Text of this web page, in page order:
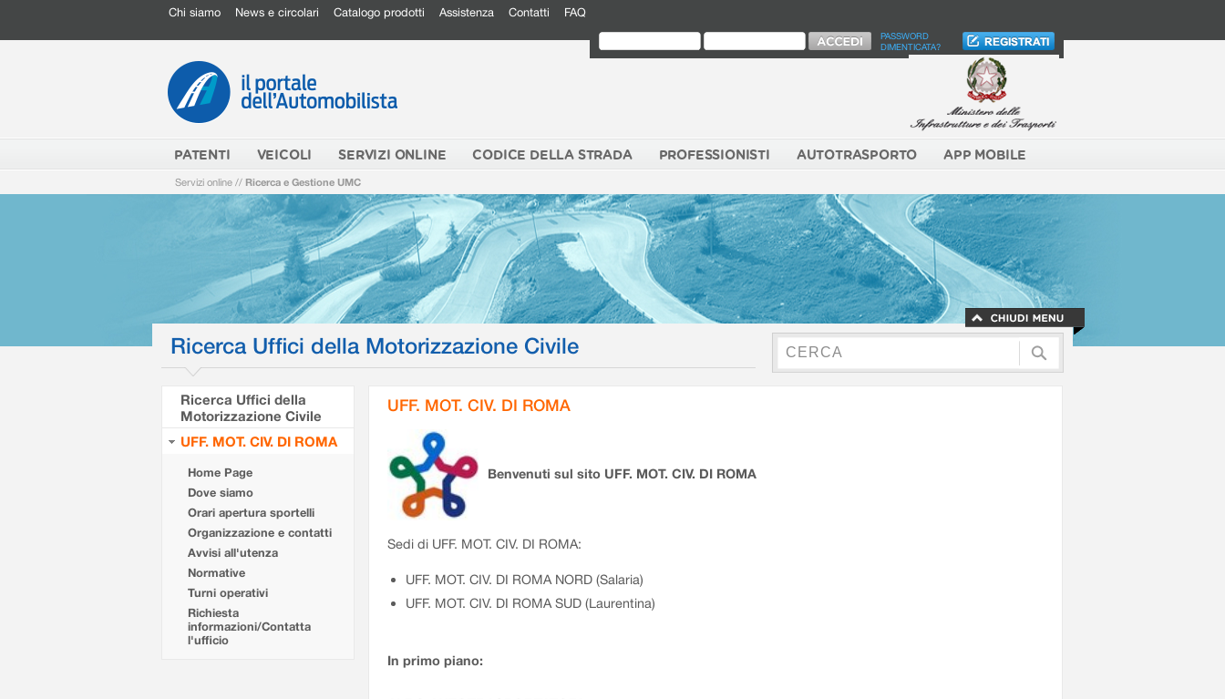
Chi siamo News e circolari Catalogo prodotti Assistenza Contatti FAQ
PASSWORD
DIMENTICATA?
PATENTI VEICOLI SERVIZI ONLINE CODICE DELLA STRADA PROFESSIONISTI AUTOTRASPORTO APP MOBILE
Servizi online // Ricerca e Gestione UMC
Ricerca Uffici della Motorizzazione Civile
Ricerca Uffici della
Motorizzazione Civile
UFF. MOT. CIV. DI ROMA
Home Page
Dove siamo
Orari apertura sportelli
Organizzazione e contatti
Avvisi all'utenza
Normative
Turni operativi
Richiesta
informazioni/Contatta
l'ufficio
UFF. MOT. CIV. DI ROMA
Benvenuti sul sito UFF. MOT. CIV. DI ROMA
Sedi di UFF. MOT. CIV. DI ROMA:
UFF. MOT. CIV. DI ROMA NORD (Salaria)
UFF. MOT. CIV. DI ROMA SUD (Laurentina)
In primo piano: